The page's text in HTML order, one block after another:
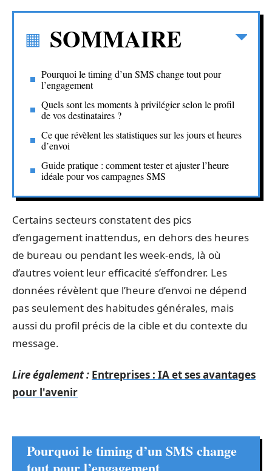
SOMMAIRE
Pourquoi le timing d’un SMS change tout pour
l’engagement
Quels sont les moments à privilégier selon le profil
de vos destinataires ?
Ce que révèlent les statistiques sur les jours et heures
d’envoi
Guide pratique : comment tester et ajuster l’heure
idéale pour vos campagnes SMS
Certains secteurs constatent des pics
d’engagement inattendus, en dehors des heures
de bureau ou pendant les week-ends, là où
d’autres voient leur efficacité s’effondrer. Les
données révèlent que l’heure d’envoi ne dépend
pas seulement des habitudes générales, mais
aussi du profil précis de la cible et du contexte du
message.
Lire également : Entreprises : IA et ses avantages
pour l'avenir
Pourquoi le timing d’un SMS change